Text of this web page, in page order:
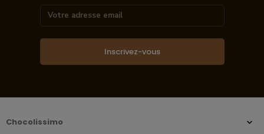
Inscrivez-vous
Chocolissimo